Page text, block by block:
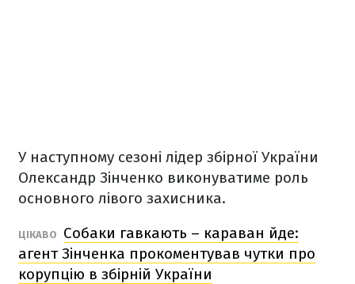
У наступному сезоні лідер збірної України
Олександр Зінченко виконуватиме роль
основного лівого захисника.
ЦІКАВО
Собаки гавкають – караван йде:
агент Зінченка прокоментував чутки про
корупцію в збірній України